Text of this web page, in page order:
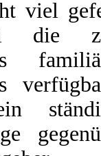
viel
die